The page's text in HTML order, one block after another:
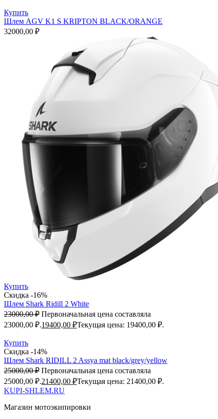
Купить
Шлем AGV K1 S KRIPTON BLACK/ORANGE
32000,00 ₽
Купить
Скидка -16%
Шлем Shark Ridill 2 White
23000,00₽ Первоначальная цена составляла
23000,00 ₽.19400,00 ₽Текущая цена: 19400,00 ₽.
Купить
Скидка -14%
Шлем Shark RIDILL 2 Assya mat black/grey/yellow
25000,00₽ Первоначальная цена составляла
25000,00 ₽.21400,00 ₽Текущая цена: 21400,00 ₽.
KUPI-SHLEM.RU
Магазин мотоэкипировки